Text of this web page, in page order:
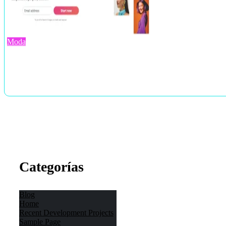
Moda
Categorías
Blog
Home
Recent Development Projects
Sample Page